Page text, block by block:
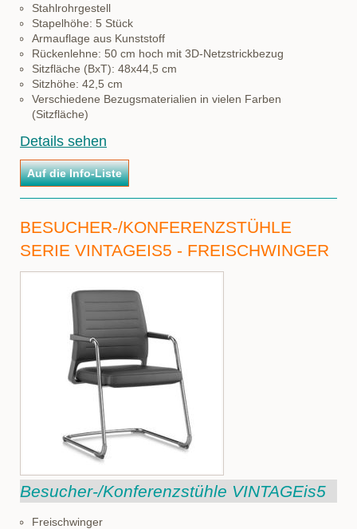
Stahlrohrgestell
Stapelhöhe: 5 Stück
Armauflage aus Kunststoff
Rückenlehne: 50 cm hoch mit 3D-Netzstrickbezug
Sitzfläche (BxT): 48x44,5 cm
Sitzhöhe: 42,5 cm
Verschiedene Bezugsmaterialien in vielen Farben
(Sitzfläche)
Details sehen
BESUCHER-/KONFERENZSTÜHLE
SERIE VINTAGEIS5 - FREISCHWINGER
Besucher-/Konferenzstühle VINTAGEis5
Freischwinger